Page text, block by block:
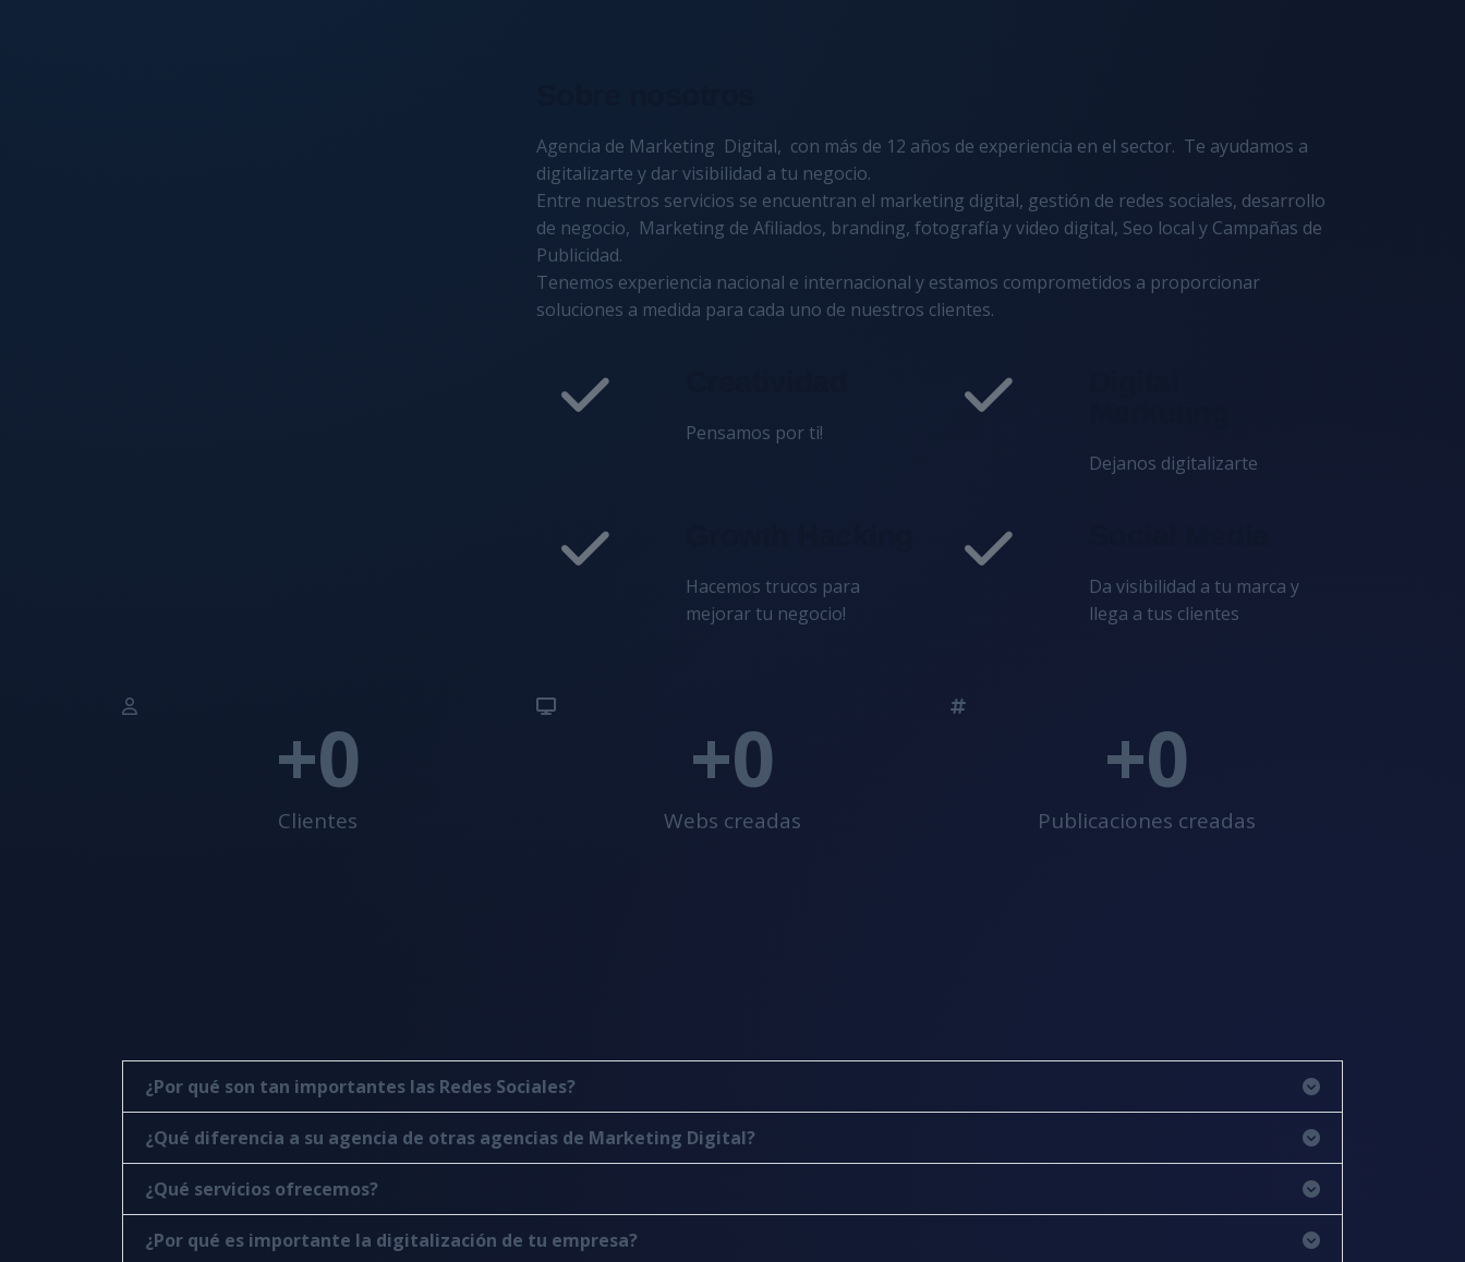
Agencia de Marketing Digital, con más de 12 años de experiencia en el sector. Te ayudamos a
digitalizarte y dar visibilidad a tu negocio.
Entre nuestros servicios se encuentran el marketing digital, gestión de redes sociales, desarrollo
de negocio, Marketing de Afiliados, branding, fotografía y video digital, Seo local y Campañas de
Publicidad.
Tenemos experiencia nacional e internacional y estamos comprometidos a proporcionar
soluciones a medida para cada uno de nuestros clientes.
Pensamos por ti!
Dejanos digitalizarte
Hacemos trucos para
mejorar tu negocio!
Da visibilidad a tu marca y
llega a tus clientes
Clientes
+0
Webs creadas
+0
Publicaciones creadas
+0
¿Por qué son tan importantes las Redes Sociales?
¿Qué diferencia a su agencia de otras agencias de Marketing Digital?
¿Qué servicios ofrecemos?
¿Por qué es importante la digitalización de tu empresa?